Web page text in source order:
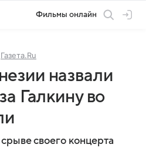
Фильмы онлайн
Газета.Ru
назвали
Галкину во
своего концерта